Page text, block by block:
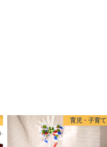
育児・子育て